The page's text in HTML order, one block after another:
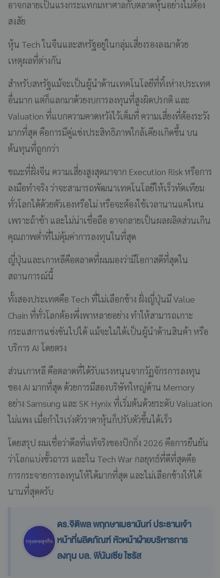
อาจกลายเป็นแรงกระแทกมหาศาลกับตลาดหุ้นอย่างไม่ต้อง
สงสัย
หุ้น Tech ในจีนและสหรัฐอยู่ในกลุ่มเสี่ยงรองลงมาด้วย
เหตุผลที่ต่างกัน
สำหรับสหรัฐแม้จะเป็นผู้นำด้านเทคโนโลยีที่ทิ้งห่างประเทศ
อื่นมาก แต่ก็แลกมาด้วยงบการลงทุนที่สูงผิดปรกติ และ
Valuation ที่แบกความคาดหวังไว้เต็มที่ ความเสี่ยงที่ต้องระวัง
มากที่สุด คือการมีคู่แข่งประสิทธิภาพใกล้เคียงเกิดขึ้น บน
ต้นทุนที่ถูกกว่า
ขณะที่ฝั่งจีน ความเสี่ยงสูงสุดมาจาก Execution Risk หรือการ
ลงมือทำจริง ว่าจะสามารถพัฒนาเทคโนโลยีให้เร็วทัดเทียม
ทั่วโลกได้ด้วยตัวเองหรือไม่ หรือจะต้องใช้เวลานานแค่ไหน
เพราะถ้าช้า และไม่น่าเชื่อถือ อาจกลายเป็นผลผลิตส่วนเกิน
คุณภาพต่ำที่ไม่คุ้มค่าการลงทุนในที่สุด
ญี่ปุ่นและเกาหลีคือตลาดที่ผมมองว่ามีโอกาสดีที่สุดใน
สถานการณ์นี้
ทั้งสองประเทศคือ Tech ที่ไม่เลือกข้าง ฝั่งญี่ปุ่นมี Value
Chain ที่ทั่วโลกต้องพึ่งพาหลายอย่าง ทำให้สามารถเกาะ
กระแสการแข่งขันไปได้ แม้จะไม่ได้เป็นผู้นำด้านสินค้า หรือ
บริการ AI โดยตรง
ส่วนเกาหลี คือตลาดที่ได้รับแรงหนุนจากวัฏจักรการลงทุน
ของ AI มากที่สุด ด้วยการมีสองบริษัทใหญ่ด้าน Memory
อย่าง Samsung และ SK Hynix ที่เริ่มต้นด้วยระดับ Valuation
ไม่แพง เมื่อกำไรเร่งตัวราคาหุ้นก็ปรับตัวขึ้นได้เร็ว
โดยสรุป ผมเชื่อว่าดีลที่แท้จริงของปักกิ่ง 2026 คือการยืนยัน
ว่าโลกแบ่งขั้วถาวร และใน Tech War กลยุทธ์ที่ดีที่สุดคือ
การกระจายการลงทุนให้ได้มากที่สุด และไม่เลือกข้างให้ได้
นานที่สุดครับ
ดร.จิติพล พฤกษาเมธานันท์ ประธานเจ้า
หน้าที่ผลิตภัณฑ์ หัวหน้าฝ่ายบริหารการ
ลงทุน บล. ฟินันเซีย ไซรัส